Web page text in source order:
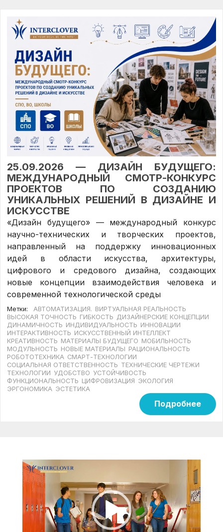
25.09.2026 — ДИЗАЙН БУДУЩЕГО:
МЕЖДУНАРОДНЫЙ СМОТР-КОНКУРС
ПРОЕКТОВ ПО СОЗДАНИЮ
УНИКАЛЬНЫХ РЕШЕНИЙ В ДИЗАЙНЕ И
ИСКУССТВЕ
«Дизайн будущего» — международный конкурс
научно-технических и творческих проектов,
направленный на поддержку инновационных
идей в области искусства, архитектуры,
цифрового и средового дизайна, создающих
новые концепции взаимодействия человека и
современной технологической среды
Метки: АВТОМАТИЗАЦИЯ. ВИРТУАЛЬНАЯ РЕАЛЬНОСТЬ
ВЫСОКАЯ ТОЧНОСТЬ ГИБКОСТЬ ДИЗАЙНЕРСКИЕ КОНЦЕПЦИИ
ДИНАМИЧНОСТЬ ИНДИВИДУАЛЬНОСТЬ ИННОВАЦИИ
ИНТЕРАКТИВНОСТЬ ИСКУССТВЕННЫЙ ИНТЕЛЛЕКТ
КРЕАТИВНОСТЬ МАТЕРИАЛЫ БУДУЩЕГО МОБИЛЬНОСТЬ
МОДУЛЬНОСТЬ НОВЫЕ МАТЕРИАЛЫ РАЦИОНАЛЬНОСТЬ
РОБОТОТЕХНИКА СМАРТ-ТЕХНОЛОГИИ
СОЦИАЛЬНАЯ ОТВЕТСТВЕННОСТЬ ТЕХНИЧЕСКИЕ ЧЕРТЕЖИ
ТЕХНОЛОГИИ УДОБСТВО УСТОЙЧИВОСТЬ
ФУНКЦИОНАЛЬНОСТЬ ЦИФРОВИЗАЦИЯ ЭКОЛОГИЯ
ЭРГОНОМИКА ЭСТЕТИКА
Подробнее
Видеоплеер